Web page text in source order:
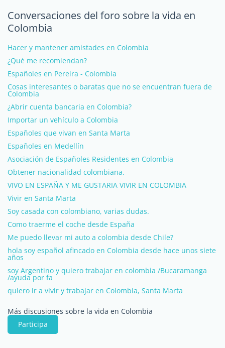
Conversaciones del foro sobre la vida en
Colombia
Hacer y mantener amistades en Colombia
¿Qué me recomiendan?
Españoles en Pereira - Colombia
Cosas interesantes o baratas que no se encuentran fuera de
Colombia
¿Abrir cuenta bancaria en Colombia?
Importar un vehículo a Colombia
Españoles que vivan en Santa Marta
Españoles en Medellín
Asociación de Españoles Residentes en Colombia
Obtener nacionalidad colombiana.
VIVO EN ESPAÑA Y ME GUSTARIA VIVIR EN COLOMBIA
Vivir en Santa Marta
Soy casada con colombiano, varias dudas.
Como traerme el coche desde España
Me puedo llevar mi auto a colombia desde Chile?
hola soy español afincado en Colombia desde hace unos siete
años
soy Argentino y quiero trabajar en colombia /Bucaramanga
/ayuda por fa
quiero ir a vivir y trabajar en Colombia, Santa Marta
Más discusiones sobre la vida en Colombia
Participa